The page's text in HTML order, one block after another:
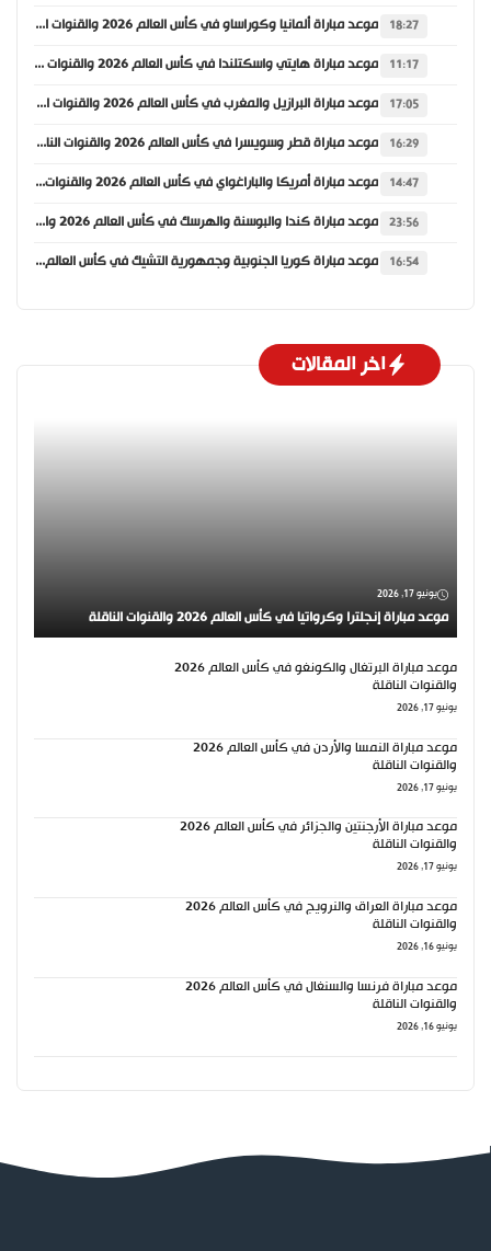
18:27 موعد مباراة ألمانيا وكوراساو في كأس العالم 2026 والقنوات الناقلة
11:17 موعد مباراة هايتي واسكتلندا في كأس العالم 2026 والقنوات الناقلة
17:05 موعد مباراة البرازيل والمغرب في كأس العالم 2026 والقنوات الناقلة
16:29 موعد مباراة قطر وسويسرا في كأس العالم 2026 والقنوات الناقلة
14:47 موعد مباراة أمريكا والباراغواي في كأس العالم 2026 والقنوات الناقلة
23:56 موعد مباراة كندا والبوسنة والهرسك في كأس العالم 2026 والقنوات الناقلة
16:54 موعد مباراة كوريا الجنوبية وجمهورية التشيك في كأس العالم 2026 والقنوات الناقلة
اخر المقالات
يونيو 17, 2026
موعد مباراة إنجلترا وكرواتيا في كأس العالم 2026 والقنوات الناقلة
موعد مباراة البرتغال والكونغو في كأس العالم 2026
والقنوات الناقلة
يونيو 17, 2026
موعد مباراة النمسا والأردن في كأس العالم 2026
والقنوات الناقلة
يونيو 17, 2026
موعد مباراة الأرجنتين والجزائر في كأس العالم 2026
والقنوات الناقلة
يونيو 17, 2026
موعد مباراة العراق والنرويج في كأس العالم 2026
والقنوات الناقلة
يونيو 16, 2026
موعد مباراة فرنسا والسنغال في كأس العالم 2026
والقنوات الناقلة
يونيو 16, 2026